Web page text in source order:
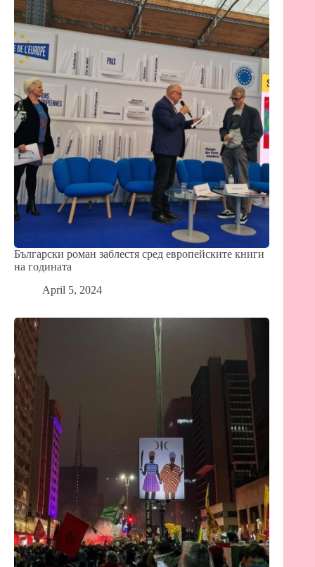
Български роман заблестя сред европейските книги
на годината
April 5, 2024